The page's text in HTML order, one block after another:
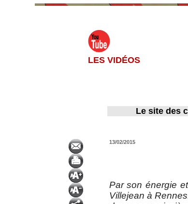
LES VIDÉOS
Le site des
13/02/2015
Par son énergie
Villejean à